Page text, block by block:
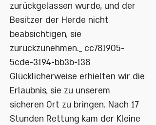
zurückgelassen wurde, und der
Besitzer der Herde nicht
beabsichtigen, sie
zurückzunehmen._ cc781905-
5cde-3194-bb3b-138
Glücklicherweise erhielten wir die
Erlaubnis, sie zu unserem
sicheren Ort zu bringen. Nach 17
Stunden Rettung kam der Kleine